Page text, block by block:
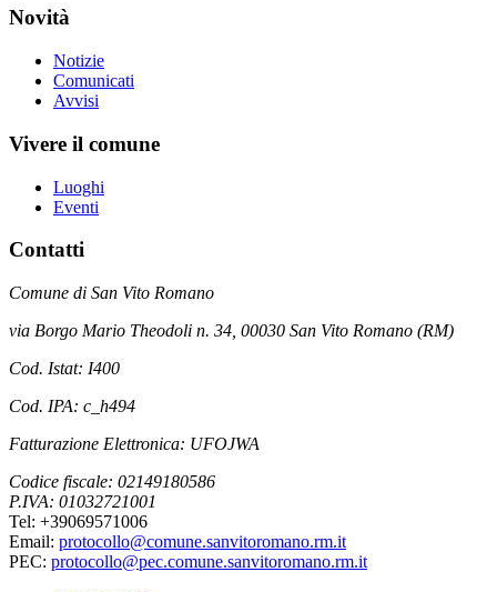
Novità
Notizie
Comunicati
Avvisi
Vivere il comune
Luoghi
Eventi
Contatti
Comune di San Vito Romano
via Borgo Mario Theodoli n. 34, 00030 San Vito Romano (RM)
Cod. Istat: I400
Cod. IPA: c_h494
Fatturazione Elettronica: UFOJWA
Codice fiscale: 02149180586
P.IVA: 01032721001
Tel: +39069571006
Email: protocollo@comune.sanvitoromano.rm.it
PEC: protocollo@pec.comune.sanvitoromano.rm.it